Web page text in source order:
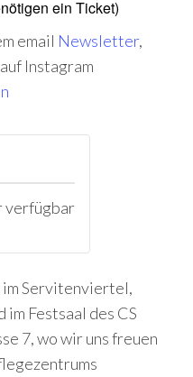
ein Ticket)
email Newsletter,
Instagram
verfügbar
im Servitenviertel,
Festsaal des CS
7, wo wir uns freuen